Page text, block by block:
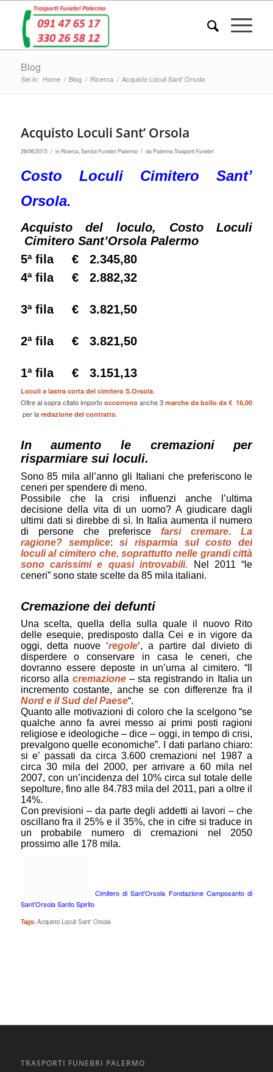
Blog
Sei in: Home / Blog / Ricerca / Acquisto Loculi Sant’ Orsola
Acquisto Loculi Sant’ Orsola
28/06/2015 / inRicerca,Servizi Funebri Palermo / daPalermo Trasporti Funebri
Costo Loculi Cimitero Sant’
Orsola.
Acquisto del loculo, Costo Loculi
Cimitero Sant’Orsola Palermo
5ª fila € 2.345,80
4ª fila € 2.882,32
3ª fila € 3.821,50
2ª fila € 3.821,50
1ª fila € 3.151,13
Loculi a lastra corta del cimitero S.Orsola.
Oltre al sopra citato importo occorronoanche 3 marche da bollo da € 16,00
per la redazione del contratto.
In aumento le cremazioni per
risparmiare sui loculi.
Sono 85 mila all’anno gli Italiani che preferiscono le
ceneri per spendere di meno.
Possibile che la crisi influenzi anche l’ultima
decisione della vita di un uomo? A giudicare dagli
ultimi dati si direbbe di sì. In Italia aumenta il numero
di persone che preferiscefarsi cremare.La
ragione? semplice:si risparmia sul costo dei
loculi al cimitero che, soprattutto nelle grandi città
sono carissimi e quasi introvabili. Nel 2011 “le
ceneri” sono state scelte da 85 mila italiani.
Cremazione dei defunti
Una scelta, quella della sulla quale il nuovo Rito
delle esequie, predisposto dalla Cei e in vigore da
oggi, detta nuove ‘regole‘, a partire dal divieto di
disperdere o conservare in casa le ceneri, che
dovranno essere deposte in un’urna al cimitero. “Il
ricorso alla cremazione– sta registrando in Italia un
incremento costante, anche se con differenze fra il
Nord e il Sud del Paese“.
Quanto alle motivazioni di coloro che la scelgono “se
qualche anno fa avrei messo ai primi posti ragioni
religiose e ideologiche – dice – oggi, in tempo di crisi,
prevalgono quelle economiche”. I dati parlano chiaro:
si e’ passati da circa 3.600 cremazioni nel 1987 a
circa 30 mila del 2000, per arrivare a 60 mila nel
2007, con un’incidenza del 10% circa sul totale delle
sepolture, fino alle 84.783 mila del 2011, pari a oltre il
14%.
Con previsioni – da parte degli addetti ai lavori – che
oscillano fra il 25% e il 35%, che in cifre si traduce in
un probabile numero di cremazioni nel 2050
prossimo alle 178 mila.
Cimitero di Sant’Orsola Fondazione Camposanto di
Sant’Orsola Santo Spirito
Tags: Acquisto Loculi Sant' Orsola
TRASPORTI FUNEBRI PALERMO